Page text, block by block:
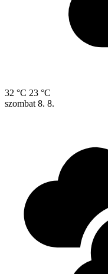
32 °C 23 °C
szombat 8. 8.